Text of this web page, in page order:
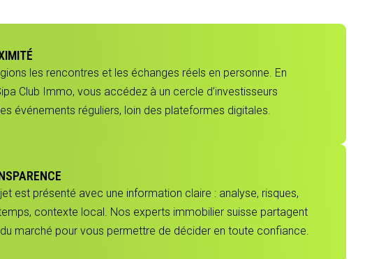
les rencontres et les échanges réels en personne. En
Club Immo, vous accédez à un cercle d’investisseurs
événements réguliers, loin des plateformes digitales.
est présenté avec une information claire : analyse, risques,
contexte local. Nos experts immobilier suisse partagent
marché pour vous permettre de décider en toute confiance.